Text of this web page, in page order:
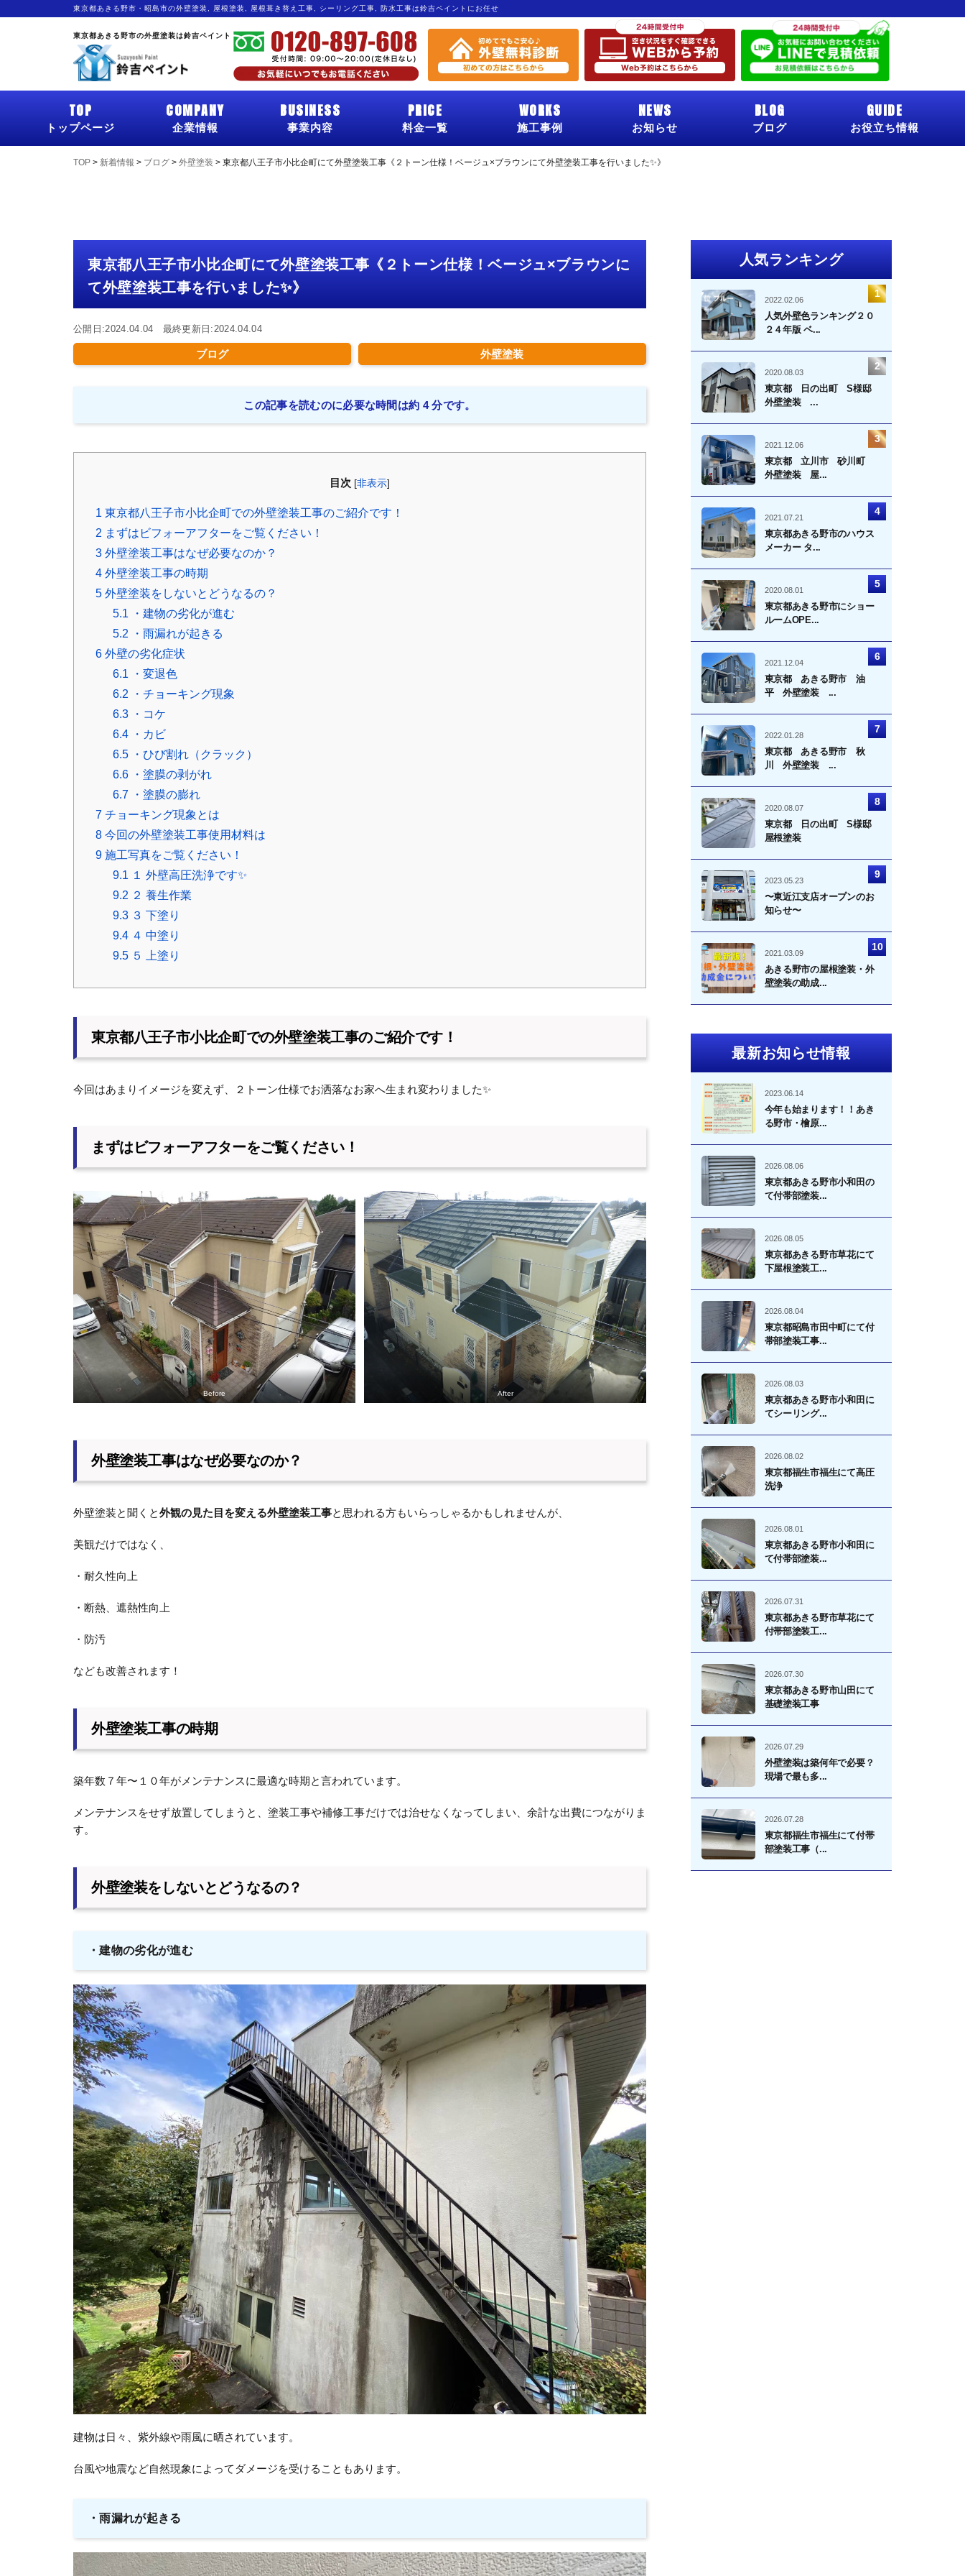
東京都あきる野市・昭島市の外壁塗装, 屋根塗装, 屋根葺き替え工事, シーリング工事, 防水工事は鈴吉ペイントにお任せ
東京都あきる野市の外壁塗装は鈴吉ペイント
TOP
トップページ
COMPANY
企業情報
BUSINESS
事業内容
PRICE
料金一覧
WORKS
施工事例
NEWS
お知らせ
BLOG
ブログ
GUIDE
お役立ち情報
TOP > 新着情報 > ブログ > 外壁塗装 > 東京都八王子市小比企町にて外壁塗装工事《２トーン仕様！ベージュ×ブラウンにて外壁塗装工事を行いました✨》
東京都八王子市小比企町にて外壁塗装工事《２トーン仕様！ベージュ×ブラウンに
て外壁塗装工事を行いました✨》
公開日:2024.04.04 最終更新日:2024.04.04
ブログ 外壁塗装
この記事を読むのに必要な時間は約 4 分です。
目次 [非表示]
1 東京都八王子市小比企町での外壁塗装工事のご紹介です！
2 まずはビフォーアフターをご覧ください！
3 外壁塗装工事はなぜ必要なのか？
4 外壁塗装工事の時期
5 外壁塗装をしないとどうなるの？
5.1 ・建物の劣化が進む
5.2 ・雨漏れが起きる
6 外壁の劣化症状
6.1 ・変退色
6.2 ・チョーキング現象
6.3 ・コケ
6.4 ・カビ
6.5 ・ひび割れ（クラック）
6.6 ・塗膜の剥がれ
6.7 ・塗膜の膨れ
7 チョーキング現象とは
8 今回の外壁塗装工事使用材料は
9 施工写真をご覧ください！
9.1 １ 外壁高圧洗浄です✨
9.2 ２ 養生作業
9.3 ３ 下塗り
9.4 ４ 中塗り
9.5 ５ 上塗り
東京都八王子市小比企町での外壁塗装工事のご紹介です！
今回はあまりイメージを変えず、２トーン仕様でお洒落なお家へ生まれ変わりました✨
まずはビフォーアフターをご覧ください！
Before After
外壁塗装工事はなぜ必要なのか？
外壁塗装と聞くと外観の見た目を変える外壁塗装工事と思われる方もいらっしゃるかもしれませんが、
美観だけではなく、
・耐久性向上
・断熱、遮熱性向上
・防汚
なども改善されます！
外壁塗装工事の時期
築年数７年〜１０年がメンテナンスに最適な時期と言われています。
メンテナンスをせず放置してしまうと、塗装工事や補修工事だけでは治せなくなってしまい、余計な出費につながりま
す。
外壁塗装をしないとどうなるの？
・建物の劣化が進む
建物は日々、紫外線や雨風に晒されています。
台風や地震など自然現象によってダメージを受けることもあります。
・雨漏れが起きる
人気ランキング
2022.02.06
人気外壁色ランキング２０
２４年版 ベ...
2020.08.03
東京都 日の出町 S様邸
外壁塗装 ...
2021.12.06
東京都 立川市 砂川町
外壁塗装 屋...
2021.07.21
東京都あきる野市のハウス
メーカー タ...
2020.08.01
東京都あきる野市にショー
ルームOPE...
2021.12.04
東京都 あきる野市 油
平 外壁塗装 ...
2022.01.28
東京都 あきる野市 秋
川 外壁塗装 ...
2020.08.07
東京都 日の出町 S様邸
屋根塗装
2023.05.23
〜東近江支店オープンのお
知らせ〜
2021.03.09
あきる野市の屋根塗装・外
壁塗装の助成...
最新お知らせ情報
2023.06.14
今年も始まります！！あき
る野市・檜原...
2026.08.06
東京都あきる野市小和田の
て付帯部塗装...
2026.08.05
東京都あきる野市草花にて
下屋根塗装工...
2026.08.04
東京都昭島市田中町にて付
帯部塗装工事...
2026.08.03
東京都あきる野市小和田に
てシーリング...
2026.08.02
東京都福生市福生にて高圧
洗浄
2026.08.01
東京都あきる野市小和田に
て付帯部塗装...
2026.07.31
東京都あきる野市草花にて
付帯部塗装工...
2026.07.30
東京都あきる野市山田にて
基礎塗装工事
2026.07.29
外壁塗装は築何年で必要？
現場で最も多...
2026.07.28
東京都福生市福生にて付帯
部塗装工事（...